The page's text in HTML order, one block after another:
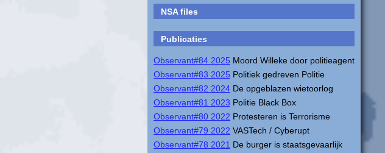
NSA files
Publicaties
Observant#84 2025 Moord Willeke door politieagent
Observant#83 2025 Politiek gedreven Politie
Observant#82 2024 De opgeblazen wietoorlog
Observant#81 2023 Politie Black Box
Observant#80 2022 Protesteren is Terrorisme
Observant#79 2022 VASTech / Cyberupt
Observant#78 2021 De burger is staatsgevaarlijk